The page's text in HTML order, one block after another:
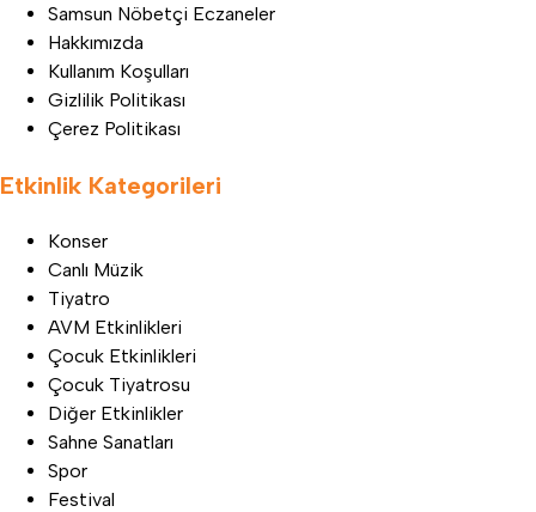
Samsun Nöbetçi Eczaneler
Hakkımızda
Kullanım Koşulları
Gizlilik Politikası
Çerez Politikası
Etkinlik Kategorileri
Konser
Canlı Müzik
Tiyatro
AVM Etkinlikleri
Çocuk Etkinlikleri
Çocuk Tiyatrosu
Diğer Etkinlikler
Sahne Sanatları
Spor
Festival